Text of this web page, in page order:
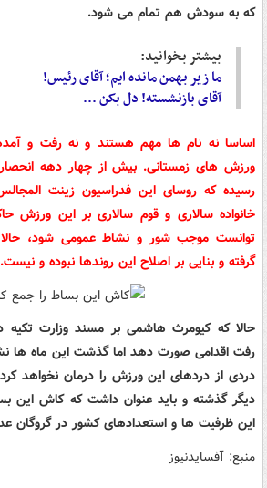
که به سودش هم تمام می شود.
بیشتر بخوانید:
ما زیر بهمن مانده ایم؛ آقای رئیس!
آقای بازنشسته! دل بکن ...
اساسا نه نام ها مهم هستند و نه رفت و
ورزش های زمستانی. بیش از چهار دهه
رسیده که روسای این فدراسیون زینت
خانواده سالاری و قوم سالاری بر این
توانست موجب شور و نشاط عمومی شود، حالا
گرفته و بنایی بر اصلاح این روندها نبوده و نیست.
حالا که کیومرث هاشمی بر مسند وزارت تکیه
رفت اقدامی صورت دهد اما گذشت این ماه ها
دردی از دردهای این ورزش را درمان نخواهد
دیگر گذشته و باید عنوان داشت که کاش این
این ظرفیت ها و استعدادهای کشور در گروگان
منبع: آفسایدنیوز